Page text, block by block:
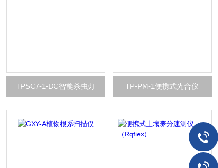
TPSC7-1-DC智能杀虫灯 TP-PM-1便携式光合仪